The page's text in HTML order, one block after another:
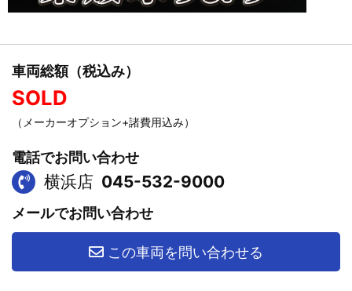
車両総額（税込み）
SOLD
（メーカーオプション+諸費用込み）
電話でお問い合わせ
横浜店 045-532-9000
メールでお問い合わせ
この車両を問い合わせる